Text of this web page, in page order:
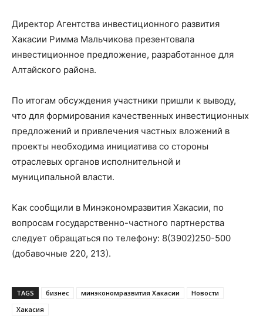
Директор Агентства инвестиционного развития
Хакасии Римма Мальчикова презентовала
инвестиционное предложение, разработанное для
Алтайского района.
По итогам обсуждения участники пришли к выводу,
что для формирования качественных инвестиционных
предложений и привлечения частных вложений в
проекты необходима инициатива со стороны
отраслевых органов исполнительной и
муниципальной власти.
Как сообщили в Минэкономразвития Хакасии, по
вопросам государственно-частного партнерства
следует обращаться по телефону: 8(3902)250-500
(добавочные 220, 213).
TAGS бизнес минэкономразвития Хакасии
Новости
Хакасия